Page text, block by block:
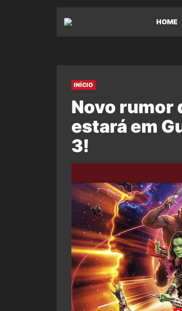
HOME
INÍCIO
Novo rumor
estará em
3!